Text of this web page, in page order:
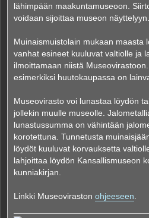
lähimpään maakuntamuseoon.
voidaan sijoittaa museon näyttelyyn.
Muinaismuistolain mukaan maasta
vanhat esineet kuuluvat valtiolle ja
ilmoittamaan niistä
esimerkiksi huutokaupassa on
Museovirasto voi lunastaa löydön
jollekin muulle museolle.
lunastussumma on vähintään
korotettuna. Tunnetusta
löydöt kuuluvat korvauksetta
lahjoittaa löydön Kansallismuseon
kunniakirjan.
Linkki Museoviraston ohjeeseen.